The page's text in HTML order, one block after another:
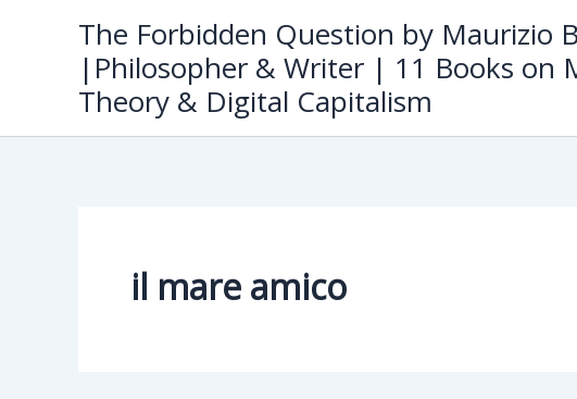
The Forbidden Question by Maurizio
|Philosopher & Writer | 11 Books on
Theory & Digital Capitalism
il mare amico